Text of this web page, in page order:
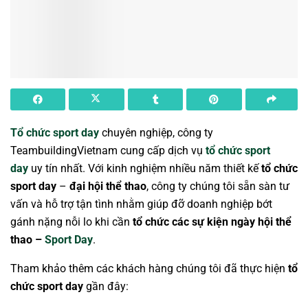
Tổ chức sport day chuyên nghiệp, công ty
TeambuildingVietnam cung cấp dịch vụ tổ chức sport
day uy tín nhất. Với kinh nghiệm nhiều năm thiết kếtổ chức
sport day – đại hội thể thao, công ty chúng tôi sẵn sàn tư
vấn và hỗ trợ tận tình nhằm giúp đỡ doanh nghiệp bớt
gánh nặng nỗi lo khi cần tổ chức các sự kiện ngày hội thể
thao – Sport Day.
Tham khảo thêm các khách hàng chúng tôi đã thực hiện tổ
chức sport day gần đây: